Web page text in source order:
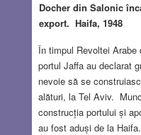
Docher din Salonic
export. Haifa, 1948
În timpul Revoltei Arabe
portul Jaffa au declarat
nevoie să se
alături, la Tel Aviv.
construcția portului și
au fost aduși de la